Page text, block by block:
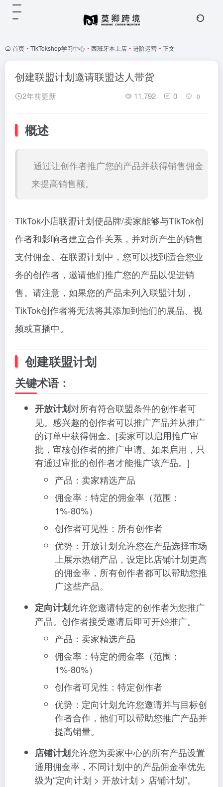
首页 • TikTokshop学习中心 • 西班牙本土店 • 进阶运营 • 正文
创建联盟计划邀请联盟达人带货
2年前更新 11,792 0 0
概述
通过让创作者推广您的产品并获得销售佣金
来提高销售额。
TikTok小店联盟计划使品牌/卖家能够与TikTok创
作者和影响者建立合作关系，并对所产生的销售
支付佣金。在联盟计划中，您可以找到适合您业
务的创作者，邀请他们推广您的产品以促进销
售。请注意，如果您的产品未列入联盟计划，
TikTok创作者将无法将其添加到他们的展品、视
频或直播中。
创建联盟计划
关键术语：
开放计划对所有符合联盟条件的创作者可
见。感兴趣的创作者可以推广产品并从推广
的订单中获得佣金。[卖家可以启用推广审
批，审核创作者的推广申请。如果启用，只
有通过审批的创作者才能推广该产品。]
产品：卖家精选产品
佣金率：特定的佣金率（范围：
1%-80%）
创作者可见性：所有创作者
优势：开放计划允许您在产品选择市场
上展示热销产品，设定比店铺计划更高
的佣金率，所有创作者都可以帮助您推
广这些产品。
定向计划允许您邀请特定的创作者为您推广
产品。创作者接受邀请后即可开始推广。
产品：卖家精选产品
佣金率：特定的佣金率（范围：
1%-80%）
创作者可见性：特定创作者
优势：定向计划允许您邀请并与目标创
作者合作，他们可以帮助您推广产品并
提高销量。
店铺计划允许您为卖家中心的所有产品设置
通用佣金率，不同计划中的产品佣金率优先
级为“定向计划 > 开放计划 > 店铺计划”。